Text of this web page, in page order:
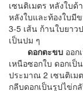
เซนติเมตร หลังใบ
หลังใบและท้องใบมี
3-5 เส้น ก้านใบยา
เป็นปม ๆ
ดอกตะขบ ออก
เหนือซอกใบ ดอกเ
ประมาณ 2 เซนติเม
กลีบดอกเป็นรูปไข่ก